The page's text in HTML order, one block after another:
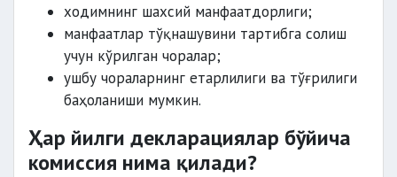
ходимнинг шахсий манфаатдорлиги;
манфаатлар тўқнашувини тартибга солиш
учун кўрилган чоралар;
ушбу чораларнинг етарлилиги ва тўғрилиги
баҳоланиши мумкин.
Ҳар йилги декларациялар бўйича
комиссия нима қилади?